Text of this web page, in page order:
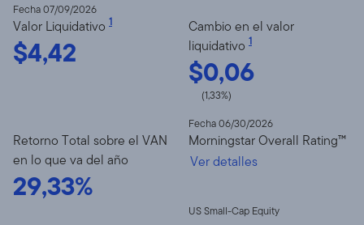
Fecha 07/09/2026
Valor Liquidativo 1
$4,42
Cambio en el valor
liquidativo 1
$0,06
(1,33%)
Retorno Total sobre el VAN
en lo que va del año
29,33%
Fecha 06/30/2026
Morningstar Overall Rating™
Ver detalles
US Small-Cap Equity